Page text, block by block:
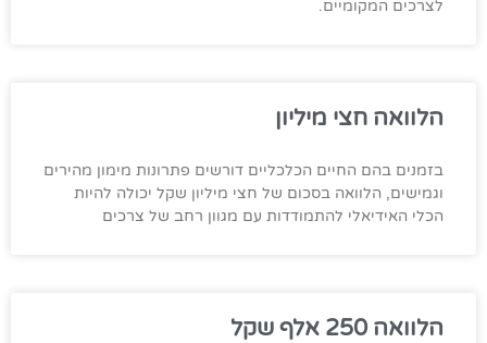
לצרכים המקומיים.
הלוואה חצי מיליון
בזמנים בהם החיים הכלכליים דורשים פתרונות מימון מהירים
וגמישים, הלוואה בסכום של חצי מיליון שקל יכולה להיות
הכלי האידיאלי להתמודדות עם מגוון רחב של צרכים
הלוואה 250 אלף שקל